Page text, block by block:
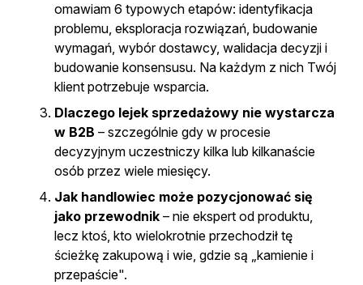
omawiam 6 typowych etapów: identyfikacja
problemu, eksploracja rozwiązań, budowanie
wymagań, wybór dostawcy, walidacja decyzji i
budowanie konsensusu. Na każdym z nich Twój
klient potrzebuje wsparcia.
Dlaczego lejek sprzedażowy nie wystarcza
w B2B – szczególnie gdy w procesie
decyzyjnym uczestniczy kilka lub kilkanaście
osób przez wiele miesięcy.
Jak handlowiec może pozycjonować się
jako przewodnik – nie ekspert od produktu,
lecz ktoś, kto wielokrotnie przechodził tę
ścieżkę zakupową i wie, gdzie są „kamienie i
przepaście".